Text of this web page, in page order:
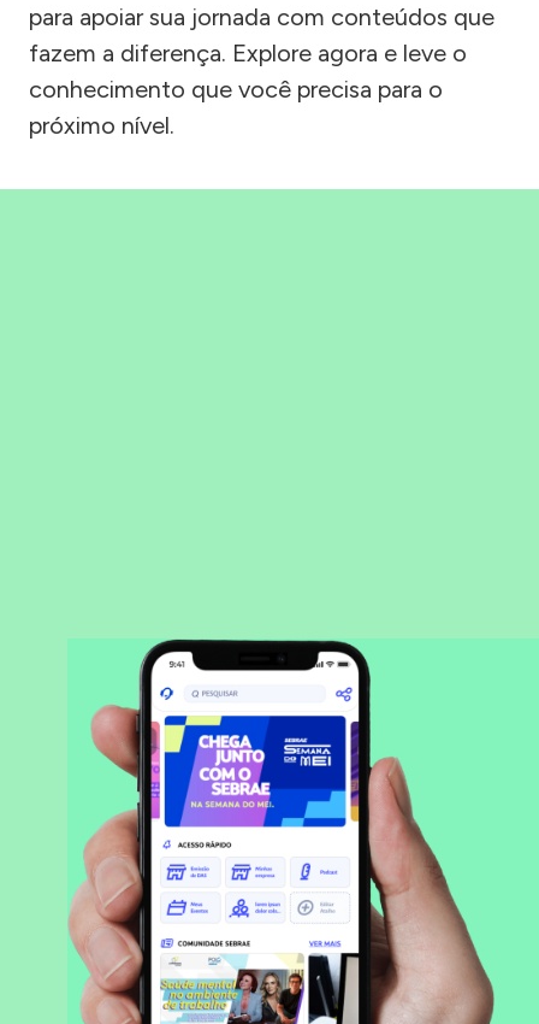
para apoiar sua jornada com conteúdos que
fazem a diferença. Explore agora e leve o
conhecimento que você precisa para o
próximo nível.